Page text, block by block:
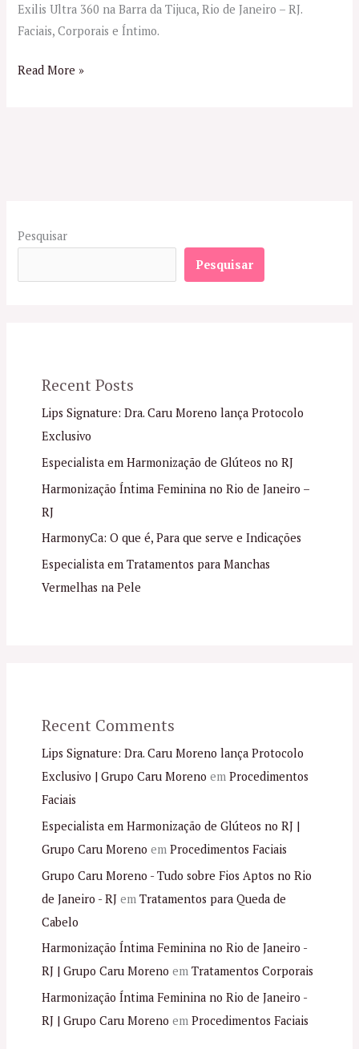
Exilis Ultra 360 na Barra da Tijuca, Rio de Janeiro – RJ.
Faciais, Corporais e Íntimo.
Read More »
Pesquisar
Pesquisar
Recent Posts
Lips Signature: Dra. Caru Moreno lança Protocolo
Exclusivo
Especialista em Harmonização de Glúteos no RJ
Harmonização Íntima Feminina no Rio de Janeiro –
RJ
HarmonyCa: O que é, Para que serve e Indicações
Especialista em Tratamentos para Manchas
Vermelhas na Pele
Recent Comments
Lips Signature: Dra. Caru Moreno lança Protocolo
Exclusivo | Grupo Caru Moreno em Procedimentos
Faciais
Especialista em Harmonização de Glúteos no RJ |
Grupo Caru Moreno em Procedimentos Faciais
Grupo Caru Moreno - Tudo sobre Fios Aptos no Rio
de Janeiro - RJem Tratamentos para Queda de
Cabelo
Harmonização Íntima Feminina no Rio de Janeiro -
RJ | Grupo Caru Moreno em Tratamentos Corporais
Harmonização Íntima Feminina no Rio de Janeiro -
RJ | Grupo Caru Moreno em Procedimentos Faciais